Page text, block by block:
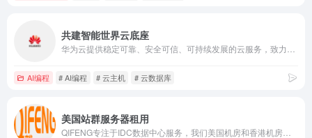
共建智能世界云底座
AI编程 # AI编程 # 云主机 # 云数据库
美国站群服务器租用